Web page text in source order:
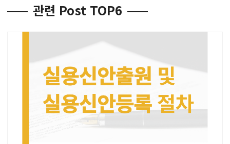
관련 Post TOP6